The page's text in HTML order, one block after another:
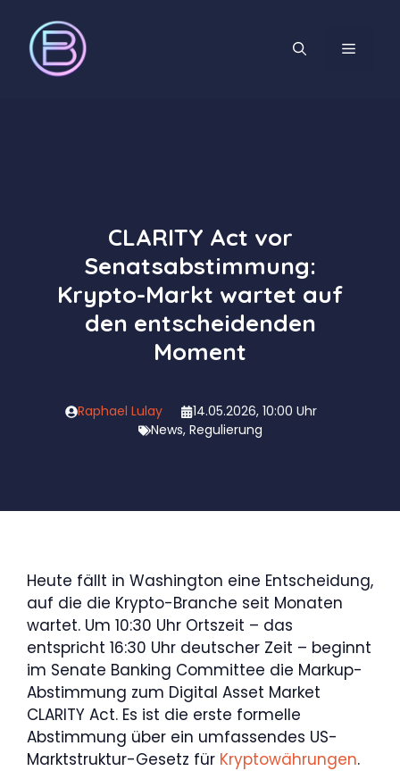
Inhalt
springen
MENÜ
CLARITY Act vor
Senatsabstimmung:
Krypto-Markt wartet auf
den entscheidenden
Moment
Raphael Lulay
14.05.2026, 10:00 Uhr
News, Regulierung
Heute fällt in Washington eine Entscheidung,
auf die die Krypto-Branche seit Monaten
wartet. Um 10:30 Uhr Ortszeit – das
entspricht 16:30 Uhr deutscher Zeit – beginnt
im Senate Banking Committee die Markup-
Abstimmung zum Digital Asset Market
CLARITY Act. Es ist die erste formelle
Abstimmung über ein umfassendes US-
Marktstruktur-Gesetz für Kryptowährungen.